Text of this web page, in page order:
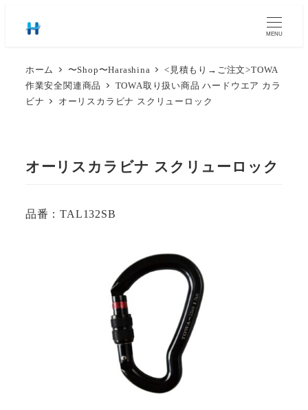
MENU
ホーム 〜Shop〜Harashina
<見積もり→ご注文>TOWA
作業安全関連商品
TOWA取り扱い商品 ハードウエア カラ
ビナ
オーリスカラビナ スクリューロック
オーリスカラビナ スクリューロック
品番：TAL132SB